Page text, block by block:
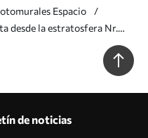
Espacio
desde la estratosfera Nr.
de noticias